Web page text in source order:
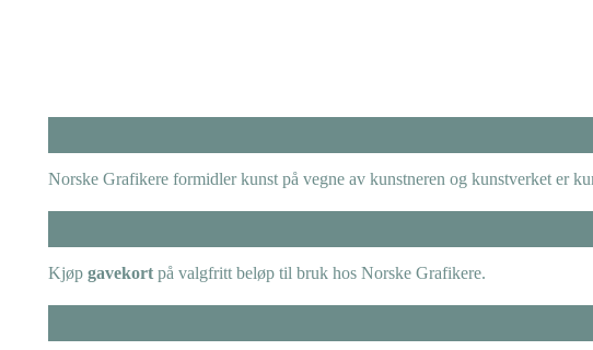
Norske Grafikere formidler kunst på vegne av kunstneren og kunstverket er
Kjøp gavekort på valgfritt beløp til bruk hos Norske Grafikere.